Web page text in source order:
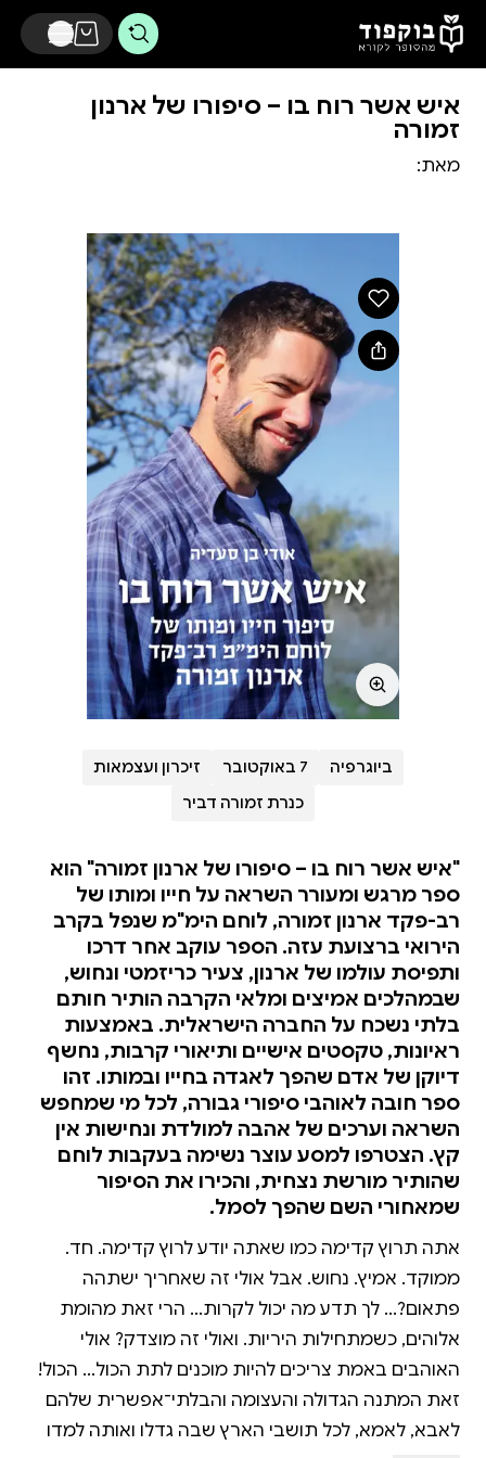
דלג לתוכן הראשי
איש אשר רוח בו – סיפורו של ארנון
זמורה
מאת:
ביוגרפיה 7 באוקטובר
זיכרון ועצמאות
כנרת זמורה דביר
"איש אשר רוח בו – סיפורו של ארנון זמורה" הוא
ספר מרגש ומעורר השראה על חייו ומותו של
רב-פקד ארנון זמורה, לוחם הימ"מ שנפל בקרב
הירואי ברצועת עזה. הספר עוקב אחר דרכו
ותפיסת עולמו של ארנון, צעיר כריזמטי ונחוש,
שבמהלכים אמיצים ומלאי הקרבה הותיר חותם
בלתי נשכח על החברה הישראלית. באמצעות
ראיונות, טקסטים אישיים ותיאורי קרבות, נחשף
דיוקן של אדם שהפך לאגדה בחייו ובמותו. זהו
ספר חובה לאוהבי סיפורי גבורה, לכל מי שמחפש
השראה וערכים של אהבה למולדת ונחישות אין
קץ. הצטרפו למסע עוצר נשימה בעקבות לוחם
שהותיר מורשת נצחית, והכירו את הסיפור
שמאחורי השם שהפך לסמל.
אתה תרוץ קדימה כמו שאתה יודע לרוץ קדימה. חד.
ממוקד. אמיץ. נחוש. אבל אולי זה שאחריך ישתהה
פתאום?... לך תדע מה יכול לקרות... הרי זאת מהומת
אלוהים, כשמתחילות היריות. ואולי זה מוצדק? אולי
האוהבים באמת צריכים להיות מוכנים לתת הכול... הכול!
זאת המתנה הגדולה והעצומה והבלתי־אפשרית שלהם
לאבא, לאמא, לכל תושבי הארץ שבה גדלו ואותה למדו